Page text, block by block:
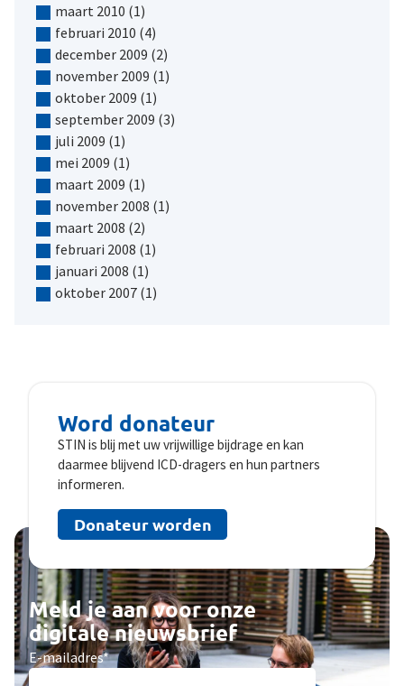
maart 2010 (1)
februari 2010 (4)
december 2009 (2)
november 2009 (1)
oktober 2009 (1)
september 2009 (3)
juli 2009 (1)
mei 2009 (1)
maart 2009 (1)
november 2008 (1)
maart 2008 (2)
februari 2008 (1)
januari 2008 (1)
oktober 2007(1)
Meld je aan voor onze
digitale nieuwsbrief
E-mailadres*
Word donateur
STIN is blij met uw vrijwillige bijdrage en kan
daarmee blijvend ICD-dragers en hun partners
informeren.
Donateur worden